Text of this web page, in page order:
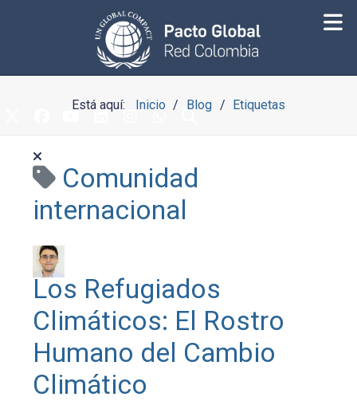
Está aquí: Inicio Blog Etiquetas
Comunidad
internacional
Los Refugiados
Climáticos: El Rostro
Humano del Cambio
Climático